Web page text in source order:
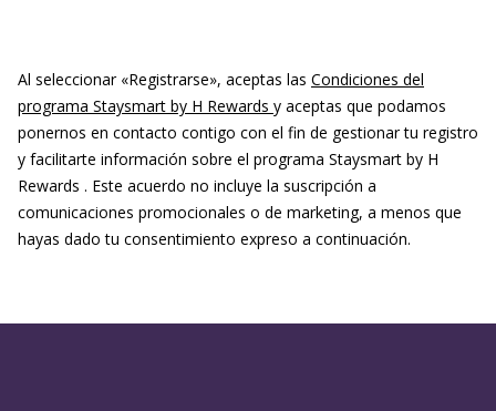
Al seleccionar «Registrarse», aceptas las Condiciones del
programa Staysmart by H Rewards y aceptas que podamos
ponernos en contacto contigo con el fin de gestionar tu registro
y facilitarte información sobre el programa Staysmart by H
Rewards . Este acuerdo no incluye la suscripción a
comunicaciones promocionales o de marketing, a menos que
hayas dado tu consentimiento expreso a continuación.